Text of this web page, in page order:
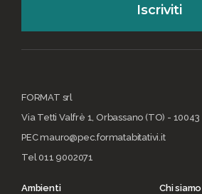
Iscriviti
FORMAT srl
Via Tetti Valfrè 1, Orbassano (TO) - 10043
PEC mauro@pec.formatabitativi.it
Tel 011 9002071
Ambienti
Chi siamo